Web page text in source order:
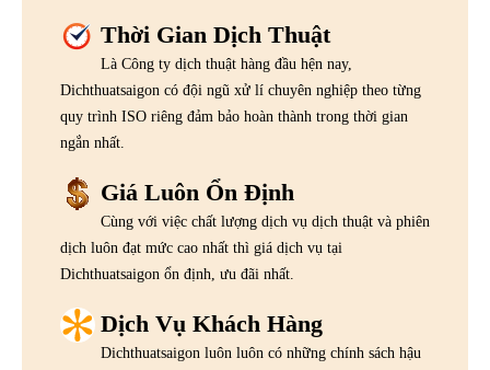
Thời Gian Dịch Thuật
Là Công ty dịch thuật hàng đầu hện nay,
Dichthuatsaigon có đội ngũ xử lí chuyên nghiệp theo từng
quy trình ISO riêng đảm bảo hoàn thành trong thời gian
ngắn nhất.
Giá Luôn Ổn Định
Cùng với việc chất lượng dịch vụ dịch thuật và phiên
dịch luôn đạt mức cao nhất thì giá dịch vụ tại
Dichthuatsaigon ổn định, ưu đãi nhất.
Dịch Vụ Khách Hàng
Dichthuatsaigon luôn luôn có những chính sách hậu